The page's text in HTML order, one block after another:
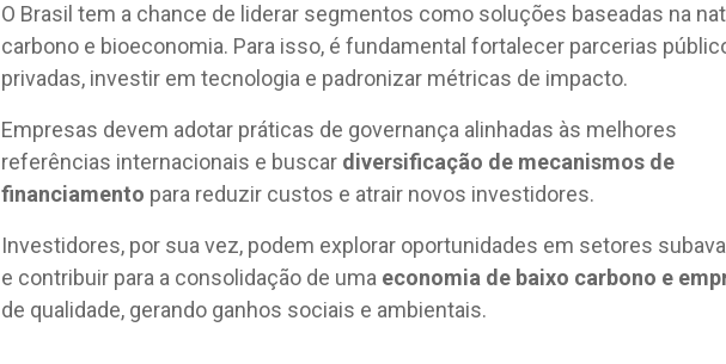
O Brasil tem a chance de liderar segmentos como soluções baseadas na
carbono e bioeconomia. Para isso, é fundamental fortalecer parcerias
privadas, investir em tecnologia e padronizar métricas de impacto.
Empresas devem adotar práticas de governança alinhadas às melhores
referências internacionais e buscar diversificação de mecanismos de
financiamento para reduzir custos e atrair novos investidores.
Investidores, por sua vez, podem explorar oportunidades em setores
e contribuir para a consolidação de uma economia de baixo carbono e
de qualidade, gerando ganhos sociais e ambientais.